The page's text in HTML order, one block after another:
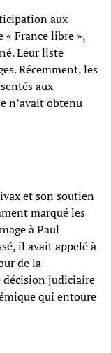
aux
« France libre »,
Leur liste
Récemment, les
aux
n’avait obtenu
et son soutien
marqué les
à Paul
il avait appelé à
de la
décision judiciaire
qui entoure